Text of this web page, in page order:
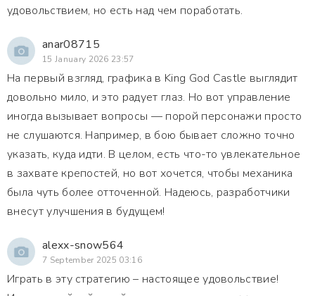
удовольствием, но есть над чем поработать.
anar08715
15 January 2026 23:57
На первый взгляд, графика в King God Castle выглядит
довольно мило, и это радует глаз. Но вот управление
иногда вызывает вопросы — порой персонажи просто
не слушаются. Например, в бою бывает сложно точно
указать, куда идти. В целом, есть что-то увлекательное
в захвате крепостей, но вот хочется, чтобы механика
была чуть более отточенной. Надеюсь, разработчики
внесут улучшения в будущем!
alexx-snow564
7 September 2025 03:16
Играть в эту стратегию – настоящее удовольствие!